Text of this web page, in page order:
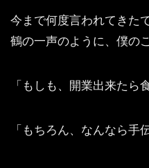
今まで何度言われてきた
鶴の一声のように、僕の
「もしも、開業出来たら
「もちろん、なんなら手